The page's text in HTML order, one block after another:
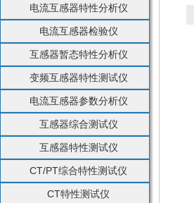
电流互感器特性分析仪
电流互感器检验仪
互感器暂态特性分析仪
变频互感器特性测试仪
电流互感器参数分析仪
互感器综合测试仪
互感器特性测试仪
CT/PT综合特性测试仪
CT特性测试仪